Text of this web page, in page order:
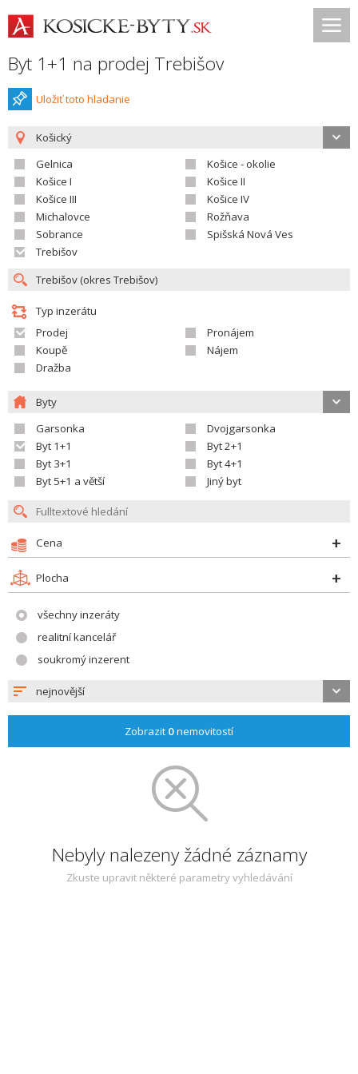
Byt 1+1 na prodej Trebišov
Uložiť toto hladanie
Košický
Gelnica
Košice - okolie
Košice I
Košice II
Košice III
Košice IV
Michalovce
Rožňava
Sobrance
Spišská Nová Ves
Trebišov
Typ inzerátu
Prodej
Pronájem
Koupě
Nájem
Dražba
Byty
Garsonka
Dvojgarsonka
Byt 1+1
Byt 2+1
Byt 3+1
Byt 4+1
Byt 5+1 a větší
Jiný byt
Cena
Plocha
všechny inzeráty
realitní kancelář
soukromý inzerent
nejnovější
Zobrazit 0nemovitostí
Nebyly nalezeny žádné záznamy
Zkuste upravit některé parametry vyhledávání